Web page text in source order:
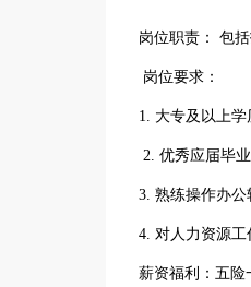
岗位职责： 包
岗位要求：
1. 大专及以上学
2. 优秀应届毕
3. 熟练操作办
4. 对人力资源
薪资福利：五险